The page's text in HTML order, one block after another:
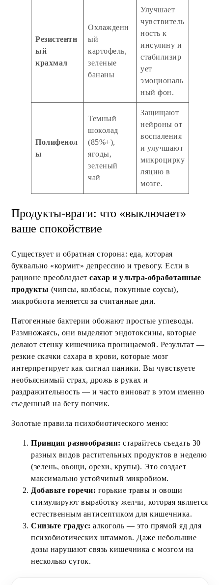
Резистентн
ый
крахмал
Охлажденн
ый
картофель,
зеленые
бананы
Улучшает
чувствитель
ность к
инсулину и
стабилизир
ует
эмоциональ
ный фон.
Полифенол
ы
Темный
шоколад
(85%+),
ягоды,
зеленый
чай
Защищают
нейроны от
воспаления
и улучшают
микроцирку
ляцию в
мозге.
Продукты-враги: что «выключает»
ваше спокойствие
Существует и обратная сторона: еда, которая
буквально «кормит» депрессию и тревогу. Если в
рационе преобладает сахар и ультра-обработанные
продукты (чипсы, колбасы, покупные соусы),
микробиота меняется за считанные дни.
Патогенные бактерии обожают простые углеводы.
Размножаясь, они выделяют эндотоксины, которые
делают стенку кишечника проницаемой. Результат —
резкие скачки сахара в крови, которые мозг
интерпретирует как сигнал паники. Вы чувствуете
необъяснимый страх, дрожь в руках и
раздражительность — и часто виноват в этом именно
съеденный на бегу пончик.
Золотые правила психобиотического меню:
Принцип разнообразия: старайтесь съедать 30
разных видов растительных продуктов в неделю
(зелень, овощи, орехи, крупы). Это создает
максимально устойчивый микробиом.
Добавьте горечи: горькие травы и овощи
стимулируют выработку желчи, которая является
естественным антисептиком для кишечника.
Снизьте градус: алкоголь — это прямой яд для
психобиотических штаммов. Даже небольшие
дозы нарушают связь кишечника с мозгом на
несколько суток.